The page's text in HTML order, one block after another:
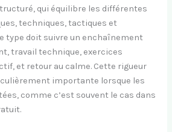
qui équilibre les différentes
techniques, tactiques et
type doit suivre un enchaînement
travail technique, exercices
et retour au calme. Cette rigueur
importante lorsque les
comme c’est souvent le cas dans